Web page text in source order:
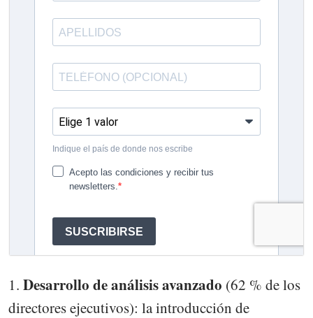
1. Desarrollo de análisis avanzado (62 % de los
directores ejecutivos): la introducción de